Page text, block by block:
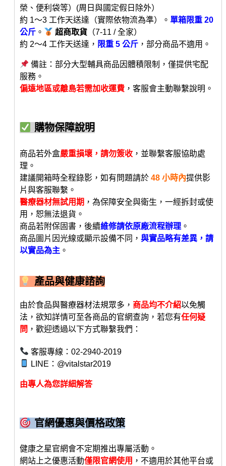
榮、便利袋等）(周日與國定假日除外）
約 1～3 工作天送達（實際依物流為準）。 單箱限重 20
公斤 。 超商取貨 （7-11 / 全家）
約 2～4 工作天送達， 限重 5 公斤 ，部分商品不適用。
備註：部分大型輔具商品因體積限制，僅提供宅配
服務。
偏遠地區或離島若需加收運費 ，客服會主動聯繫說明。
購物保障說明
商品若外盒嚴重損壞，請勿簽收 ，並聯繫客服協助處
理。
建議開箱時全程錄影，如有問題請於 48 小時內提供影
片與客服聯繫。
醫療器材無試用期 ，為保障安全與衛生，一經拆封或使
用，恕無法退貨。
商品若附保固書，後續維修請依原廠流程辦理 。
商品圖片因光線或顯示設備不同， 與實品略有差異，請
以實品為主 。
產品與健康諮詢
由於食品與醫療器材法規眾多， 商品均不介紹以免觸
法，欲知詳情可至各商品的官網查詢，若您有任何疑
問 ，歡迎透過以下方式聯繫我們：
客服專線：02-2940-2019
LINE：@vitalstar2019
由專人為您詳細解答
官網優惠與價格政策
健康之星官網會不定期推出專屬活動。
網站上之優惠活動僅限官網使用 ，不適用於其他平台或